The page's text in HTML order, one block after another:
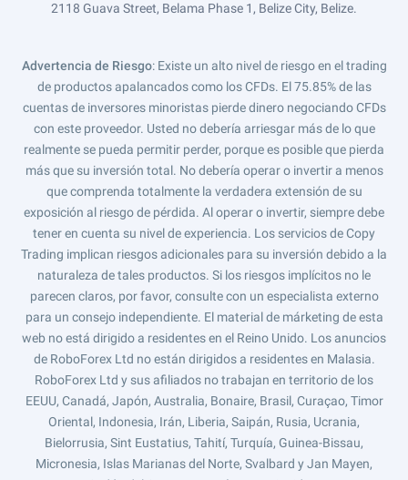
2118 Guava Street, Belama Phase 1, Belize City, Belize.
Advertencia de Riesgo: Existe un alto nivel de riesgo en el trading
de productos apalancados como los CFDs. El 75.85% de las
cuentas de inversores minoristas pierde dinero negociando CFDs
con este proveedor. Usted no debería arriesgar más de lo que
realmente se pueda permitir perder, porque es posible que pierda
más que su inversión total. No debería operar o invertir a menos
que comprenda totalmente la verdadera extensión de su
exposición al riesgo de pérdida. Al operar o invertir, siempre debe
tener en cuenta su nivel de experiencia. Los servicios de Copy
Trading implican riesgos adicionales para su inversión debido a la
naturaleza de tales productos. Si los riesgos implícitos no le
parecen claros, por favor, consulte con un especialista externo
para un consejo independiente. El material de márketing de esta
web no está dirigido a residentes en el Reino Unido. Los anuncios
de RoboForex Ltd no están dirigidos a residentes en Malasia.
RoboForex Ltd y sus afiliados no trabajan en territorio de los
EEUU, Canadá, Japón, Australia, Bonaire, Brasil, Curaçao, Timor
Oriental, Indonesia, Irán, Liberia, Saipán, Rusia, Ucrania,
Bielorrusia, Sint Eustatius, Tahití, Turquía, Guinea-Bissau,
Micronesia, Islas Marianas del Norte, Svalbard y Jan Mayen,